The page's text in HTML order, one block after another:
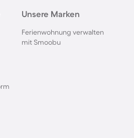
auf Texel
in Oberstdorf
Unsere Marken
Ferienwohnung verwalten
mit Smoobu